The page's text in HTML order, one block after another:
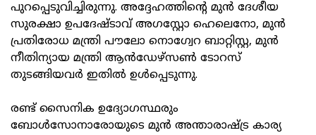
പുറപ്പെടുവിച്ചിരുന്നു. അദ്ദേഹത്തിന്റെ മുന്‍ ദേശീയ
സുരക്ഷാ ഉപദേഷ്ടാവ് അഗസ്റ്റോ ഹെലെനോ, മുന്‍
പ്രതിരോധ മന്ത്രി പൗലോ നൊഗ്വേറ ബാറ്റിസ്റ്റ, മുന്‍
നീതിന്യായ മന്ത്രി ആന്‍ഡേഴ്‌സണ്‍ ടോറസ്
തുടങ്ങിയവര്‍ ഇതില്‍ ഉള്‍പ്പെടുന്നു.
രണ്ട് സൈനിക ഉദ്യോഗസ്ഥരും
ബോള്‍സോനാരോയുടെ മുന്‍ അന്താരാഷ്ട്ര കാര്യ